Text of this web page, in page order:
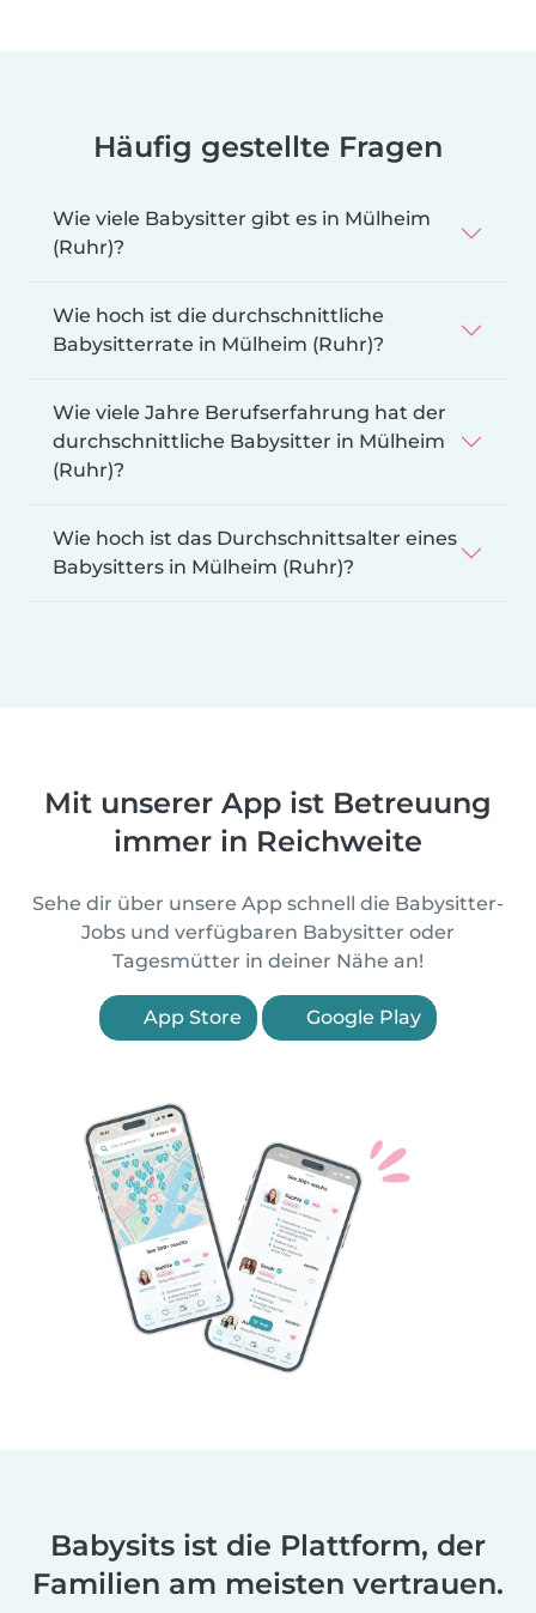
Häufig gestellte Fragen
Wie viele Babysitter gibt es in Mülheim
(Ruhr)?
Wie hoch ist die durchschnittliche
Babysitterrate in Mülheim (Ruhr)?
Wie viele Jahre Berufserfahrung hat der
durchschnittliche Babysitter in Mülheim
(Ruhr)?
Wie hoch ist das Durchschnittsalter eines
Babysitters in Mülheim (Ruhr)?
Mit unserer App ist Betreuung
immer in Reichweite
Sehe dir über unsere App schnell die Babysitter-
Jobs und verfügbaren Babysitter oder
Tagesmütter in deiner Nähe an!
App Store Google Play
Babysits ist die Plattform, der
Familien am meisten vertrauen.